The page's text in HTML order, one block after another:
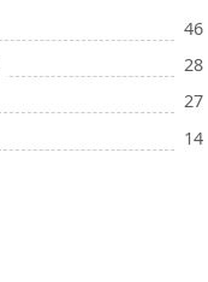
46
28
27
14